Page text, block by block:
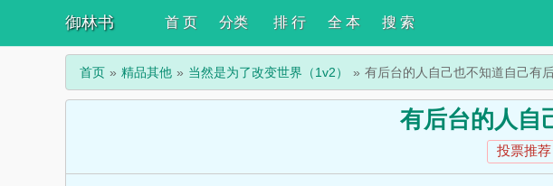
御林书 首 页 分类 排 行 全 本 搜 索
首页 精品其他 当然是为了改变世界（1v2） 有后台的人自己也不知道自己有
有后台的人自
投票推荐